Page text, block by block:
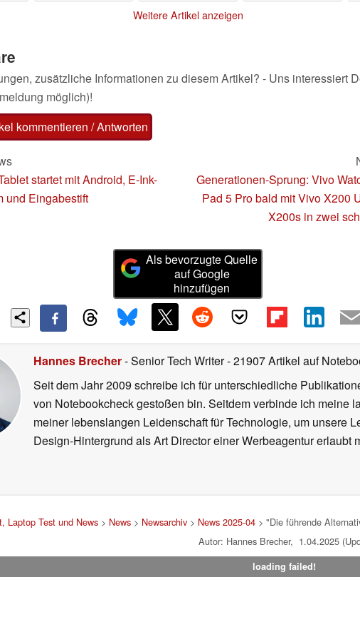
Weitere Artikel anzeigen
zusätzliche Informationen zu diesem Artikel? - Uns interessiert
möglich)!
kommentieren / Antworten
startet mit Android, E-Ink-
und Eingabestift
Generationen-Sprung: Vivo
Pad 5 Pro bald mit Vivo X200
X200s in zwei
Als bevorzugte Quelle
auf Google
hinzufügen
Hannes Brecher- Senior Tech Writer- 21907 Artikel auf
Seit dem Jahr 2009 schreibe ich für unterschiedliche
von Notebookcheck gestoßen bin. Seitdem verbinde ich meine
meiner lebenslangen Leidenschaft für Technologie, um unsere
Design-Hintergrund als Art Director einer Werbeagentur
Laptop Test und News> News> Newsarchiv> News 2025-04> "Die führende
Autor: Hannes Brecher, 1.04.2025
loading failed!